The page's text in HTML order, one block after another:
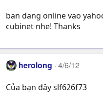
ban dang online vao
cubinet nhe! Thanks
herolong 4/6/12
Của bạn đây slf626f73